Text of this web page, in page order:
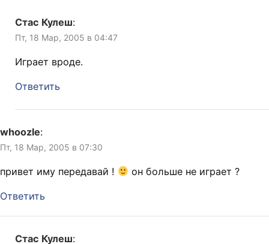
Стас Кулеш:
Пт, 18 Мар, 2005 в 04:47
Играет вроде.
Ответить
whoozle:
Пт, 18 Мар, 2005 в 07:30
привет иму передавай ! он больше не играет ?
Ответить
Стас Кулеш: